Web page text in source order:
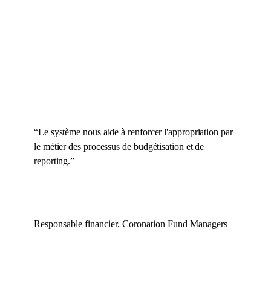
“Le système nous aide à renforcer l'appropriation par
le métier des processus de budgétisation et de
reporting.”
Responsable financier, Coronation Fund Managers